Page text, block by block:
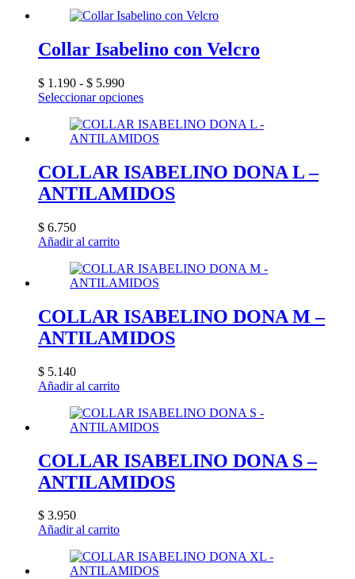
desde
hasta
$ 10.490
tiene
variantes.
Las
pueden
en
la
de
producto
Collar Isabelino con Velcro
$ 1.190 - $ 5.990Rango
de
desde
$ 1.190
$ 5.990
Seleccionar opcionesEste
tiene
múltiples
Las
opciones
se
página
de
COLLAR ISABELINO DONA L –
ANTILAMIDOS
$ 6.750
Añadir al carrito
COLLAR ISABELINO DONA M –
ANTILAMIDOS
$ 5.140
Añadir al carrito
COLLAR ISABELINO DONA S –
ANTILAMIDOS
$ 3.950
Añadir al carrito